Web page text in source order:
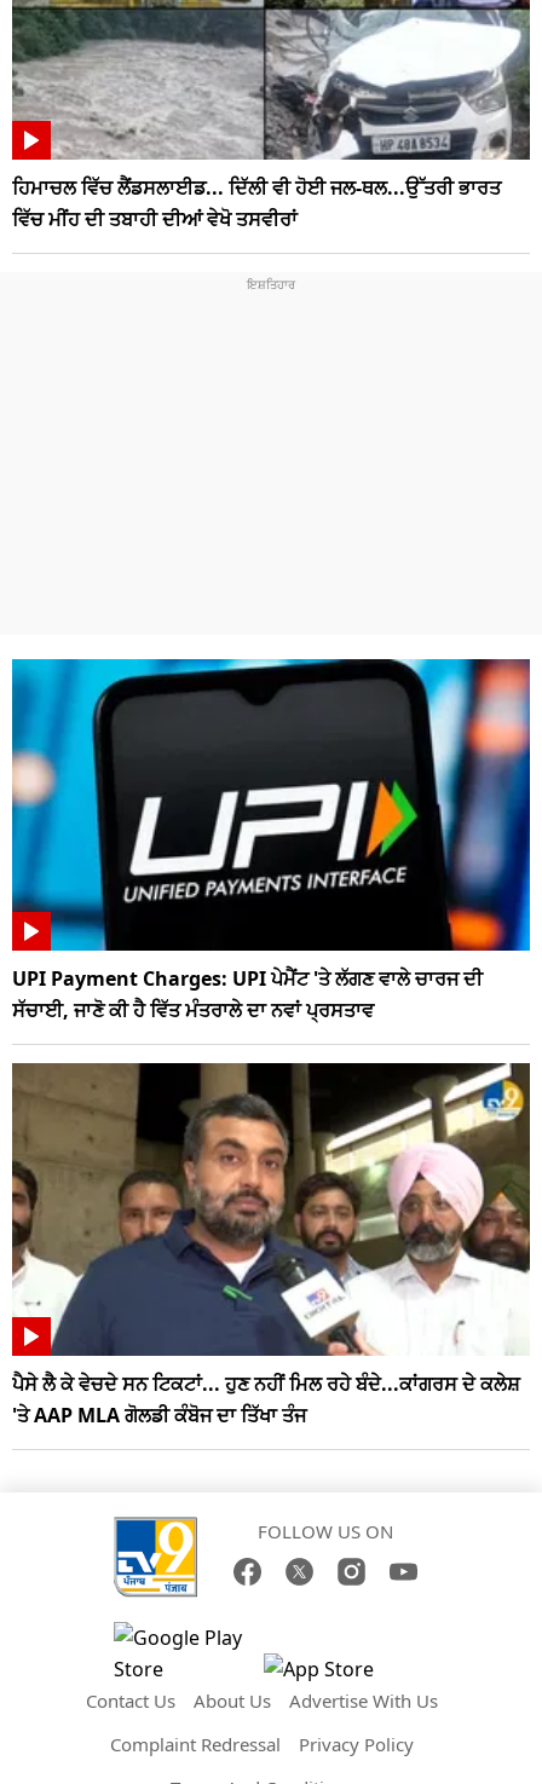
ਹਿਮਾਚਲ ਵਿੱਚ ਲੈਂਡਸਲਾਈਡ... ਦਿੱਲੀ ਵੀ ਹੋਈ ਜਲ-ਥਲ...ਉੱਤਰੀ ਭਾਰਤ
ਵਿੱਚ ਮੀਂਹ ਦੀ ਤਬਾਹੀ ਦੀਆਂ ਵੇਖੋ ਤਸਵੀਰਾਂ
UPI Payment Charges: UPI ਪੇਮੈਂਟ 'ਤੇ ਲੱਗਣ ਵਾਲੇ ਚਾਰਜ ਦੀ
ਸੱਚਾਈ, ਜਾਣੋ ਕੀ ਹੈ ਵਿੱਤ ਮੰਤਰਾਲੇ ਦਾ ਨਵਾਂ ਪ੍ਰਸਤਾਵ
ਪੈਸੇ ਲੈ ਕੇ ਵੇਚਦੇ ਸਨ ਟਿਕਟਾਂ... ਹੁਣ ਨਹੀਂ ਮਿਲ ਰਹੇ ਬੰਦੇ...ਕਾਂਗਰਸ ਦੇ ਕਲੇਸ਼
'ਤੇ AAP MLA ਗੋਲਡੀ ਕੰਬੋਜ ਦਾ ਤਿੱਖਾ ਤੰਜ
FOLLOW US ON
Contact Us About Us
Advertise With Us
Complaint Redressal
Privacy Policy